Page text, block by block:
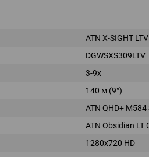
ATN X-SIGHT
DGWSXS309LTV
3-9x
140 м (9°)
ATN QHD+ M584
ATN Obsidian LT
1280x720 HD